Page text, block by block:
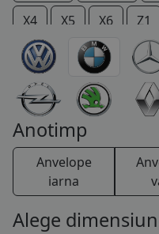
COS (
0
X4
X5 X6 Z1
Anotimp
Anvelope
iarna
Alege
205/55R16